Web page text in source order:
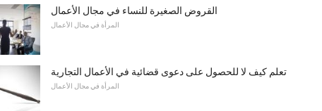
القروض الصغيرة للنساء في مجال الأعمال
المرأة في مجال الأعمال
تعلم كيف لا للحصول على دعوى قضائية في الأعمال التجارية
المرأة في مجال الأعمال